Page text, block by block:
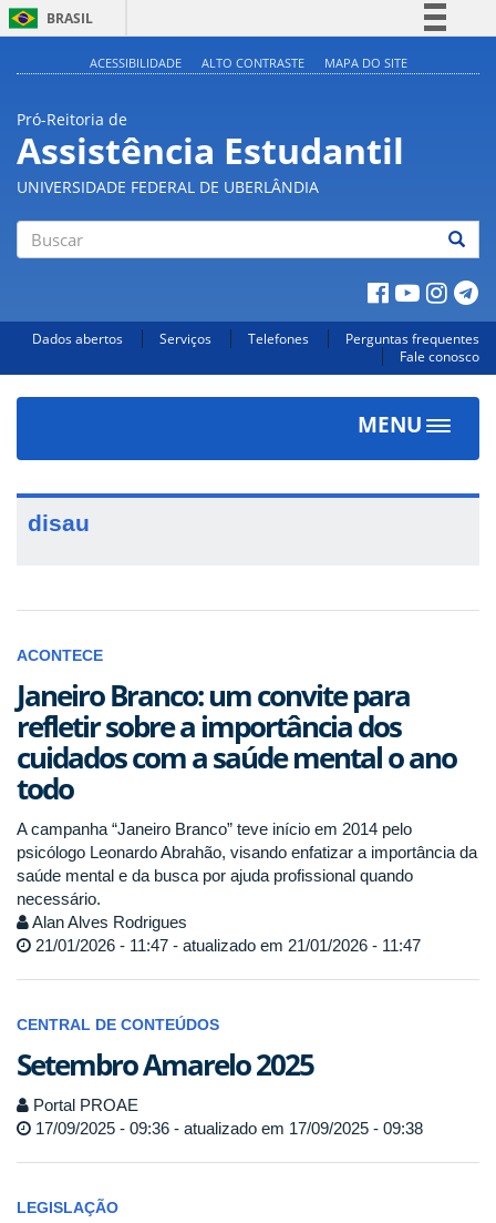
BRASIL
Acesso à informação
Legislação
Canais
ACESSIBILIDADE ALTO CONTRASTE MAPA DO SITE
Pró-Reitoria de
Assistência Estudantil
UNIVERSIDADE FEDERAL DE UBERLÂNDIA
Dados abertos Serviços Telefones
Perguntas frequentes
Fale conosco
MENU
Toggle
disau
ACONTECE
Janeiro Branco: um convite para
refletir sobre a importância dos
cuidados com a saúde mental o ano
todo
A campanha “Janeiro Branco” teve início em 2014 pelo
psicólogo Leonardo Abrahão, visando enfatizar a importância da
saúde mental e da busca por ajuda profissional quando
necessário.
Alan Alves Rodrigues
21/01/2026 - 11:47 - atualizado em 21/01/2026 - 11:47
CENTRAL DE CONTEÚDOS
Setembro Amarelo 2025
Portal PROAE
17/09/2025 - 09:36 - atualizado em 17/09/2025 - 09:38
LEGISLAÇÃO